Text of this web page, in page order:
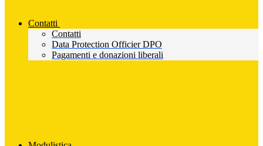
Contatti
Contatti
Data Protection Officier DPO
Pagamenti e donazioni liberali